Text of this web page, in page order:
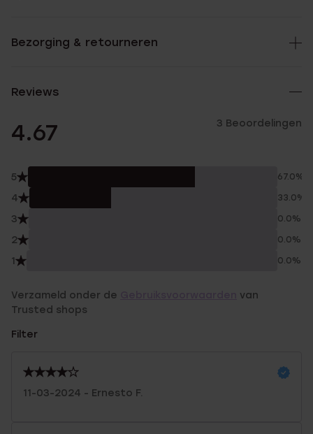
Bezorging & retourneren
Reviews
4.67 3 Beoordelingen
5 67.0%
4 33.0%
3 0.0%
2 0.0%
1 0.0%
Verzameld onder de
van
Trusted shops
Filter
11-03-2024 - Ernesto F.